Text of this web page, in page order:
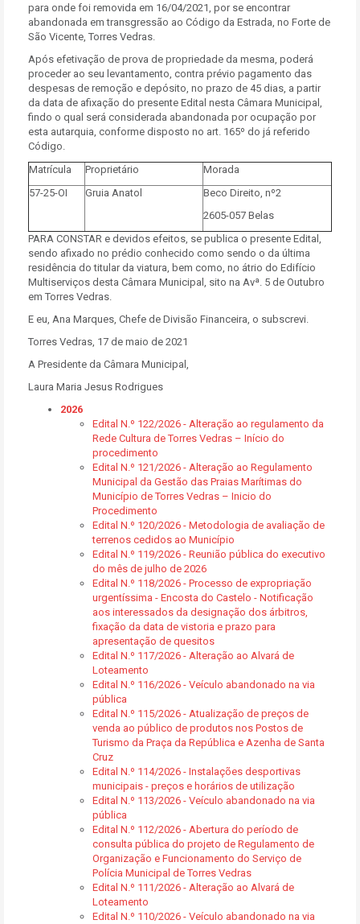
para onde foi removida em 16/04/2021, por se encontrar
abandonada em transgressão ao Código da Estrada, no Forte de
São Vicente, Torres Vedras.
Após efetivação de prova de propriedade da mesma, poderá
proceder ao seu levantamento, contra prévio pagamento das
despesas de remoção e depósito, no prazo de 45 dias, a partir
da data de afixação do presente Edital nesta Câmara Municipal,
findo o qual será considerada abandonada por ocupação por
esta autarquia, conforme disposto no art. 165º do já referido
Código.
Matrícula
Proprietário
Morada
57-25-OI
Gruia Anatol
Beco Direito, nº2
2605-057 Belas
PARA CONSTAR e devidos efeitos, se publica o presente Edital,
sendo afixado no prédio conhecido como sendo o da última
residência do titular da viatura, bem como, no átrio do Edifício
Multiserviços desta Câmara Municipal, sito na Avª. 5 de Outubro
em Torres Vedras.
E eu, Ana Marques, Chefe de Divisão Financeira, o subscrevi.
Torres Vedras, 17 de maio de 2021
A Presidente da Câmara Municipal,
Laura Maria Jesus Rodrigues
2026
Edital N.º 122/2026 - Alteração ao regulamento da
Rede Cultura de Torres Vedras – Início do
procedimento
Edital N.º 121/2026 - Alteração ao Regulamento
Municipal da Gestão das Praias Marítimas do
Município de Torres Vedras – Inicio do
Procedimento
Edital N.º 120/2026 - Metodologia de avaliação de
terrenos cedidos ao Município
Edital N.º 119/2026 - Reunião pública do executivo
do mês de julho de 2026
Edital N.º 118/2026 - Processo de expropriação
urgentíssima - Encosta do Castelo - Notificação
aos interessados da designação dos árbitros,
fixação da data de vistoria e prazo para
apresentação de quesitos
Edital N.º 117/2026 - Alteração ao Alvará de
Loteamento
Edital N.º 116/2026 - Veículo abandonado na via
pública
Edital N.º 115/2026 - Atualização de preços de
venda ao público de produtos nos Postos de
Turismo da Praça da República e Azenha de Santa
Cruz
Edital N.º 114/2026 - Instalações desportivas
municipais - preços e horários de utilização
Edital N.º 113/2026 - Veículo abandonado na via
pública
Edital N.º 112/2026 - Abertura do período de
consulta pública do projeto de Regulamento de
Organização e Funcionamento do Serviço de
Polícia Municipal de Torres Vedras
Edital N.º 111/2026 - Alteração ao Alvará de
Loteamento
Edital N.º 110/2026 - Veículo abandonado na via